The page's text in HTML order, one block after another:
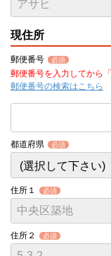
現住所
郵便番号 必須
郵便番号を入力してから
郵便番号の検索はこちら
都道府県 必須
住所１ 必須
住所２ 必須